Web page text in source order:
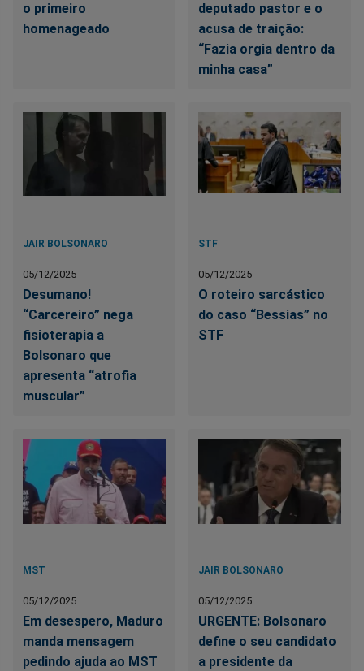
o primeiro
homenageado
deputado pastor e o
acusa de traição:
“Fazia orgia dentro da
minha casa”
JAIR BOLSONARO
05/12/2025
Desumano!
“Carcereiro” nega
fisioterapia a
Bolsonaro que
apresenta “atrofia
muscular”
STF
05/12/2025
O roteiro sarcástico
do caso “Bessias” no
STF
MST
05/12/2025
Em desespero, Maduro
manda mensagem
pedindo ajuda ao MST
JAIR BOLSONARO
05/12/2025
URGENTE: Bolsonaro
define o seu candidato
a presidente da